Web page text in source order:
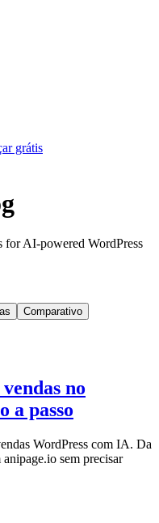
grátis
for AI-powered WordPress
Comparativo
no
a passo
WordPress com IA. Da
sem precisar